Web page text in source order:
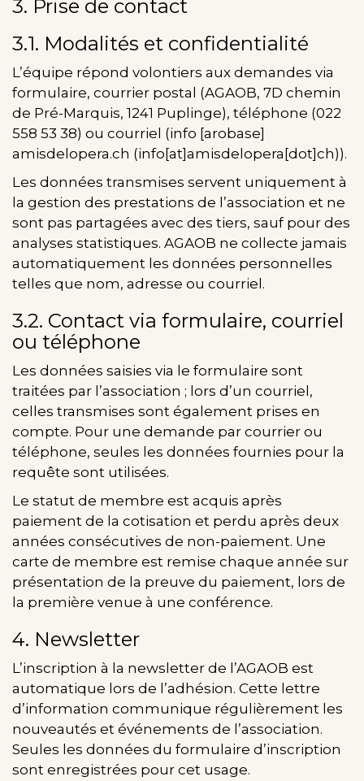
3. Prise de contact
3.1. Modalités et confidentialité
L’équipe répond volontiers aux demandes via
formulaire, courrier postal (AGAOB, 7D chemin
de Pré-Marquis, 1241 Puplinge), téléphone (022
558 53 38) ou courriel (info [arobase]
amisdelopera.ch (info[at]amisdelopera[dot]ch)).
Les données transmises servent uniquement à
la gestion des prestations de l’association et ne
sont pas partagées avec des tiers, sauf pour des
analyses statistiques. AGAOB ne collecte jamais
automatiquement les données personnelles
telles que nom, adresse ou courriel.
3.2. Contact via formulaire, courriel
ou téléphone
Les données saisies via le formulaire sont
traitées par l’association ; lors d’un courriel,
celles transmises sont également prises en
compte. Pour une demande par courrier ou
téléphone, seules les données fournies pour la
requête sont utilisées.
Le statut de membre est acquis après
paiement de la cotisation et perdu après deux
années consécutives de non-paiement. Une
carte de membre est remise chaque année sur
présentation de la preuve du paiement, lors de
la première venue à une conférence.
4. Newsletter
L’inscription à la newsletter de l’AGAOB est
automatique lors de l’adhésion. Cette lettre
d’information communique régulièrement les
nouveautés et événements de l’association.
Seules les données du formulaire d’inscription
sont enregistrées pour cet usage.